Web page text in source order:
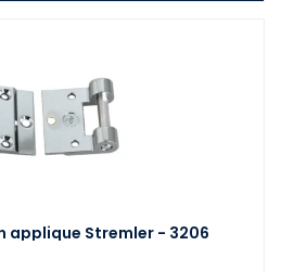
applique Stremler - 3206